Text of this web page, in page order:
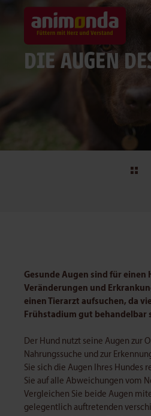
DIE AUGEN
Gesunde Augen sind für einen
Veränderungen und
einen Tierarzt aufsuchen, da
Frühstadium gut behandelbar
Der Hund nutzt seine Augen zur
Nahrungssuche und zur
Sie sich die Augen Ihres Hundes
Sie auf alle Abweichungen vom
Vergleichen Sie beide Augen
gelegentlich auftretenden